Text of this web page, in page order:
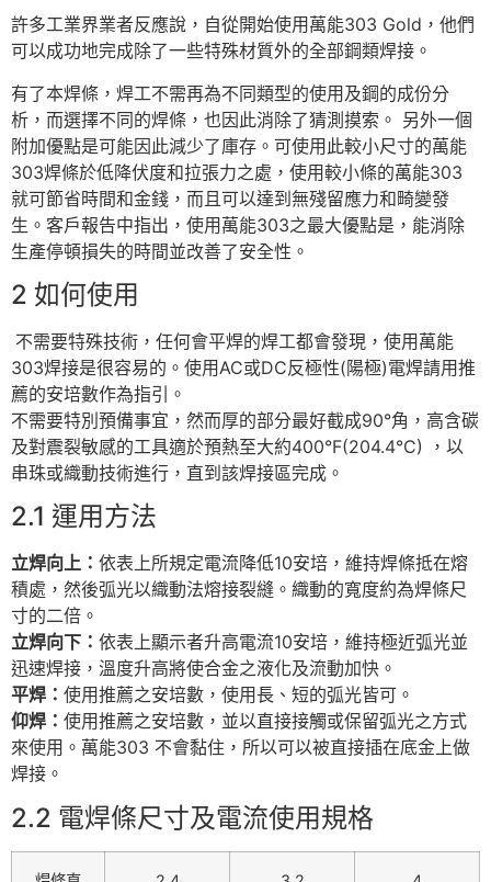
許多工業界業者反應說，自從開始使用萬能303 Gold，他們
可以成功地完成除了一些特殊材質外的全部鋼類焊接。
有了本焊條，焊工不需再為不同類型的使用及鋼的成份分
析，而選擇不同的焊條，也因此消除了猜測摸索。 另外一個
附加優點是可能因此減少了庫存。可使用此較小尺寸的萬能
303焊條於低降伏度和拉張力之處，使用較小條的萬能303
就可節省時間和金錢，而且可以達到無殘留應力和畸變發
生。客戶報告中指出，使用萬能303之最大優點是，能消除
生產停頓損失的時間並改善了安全性。
2 如何使用
不需要特殊技術，任何會平焊的焊工都會發現，使用萬能
303焊接是很容易的。使用AC或DC反極性(陽極)電焊請用推
薦的安培數作為指引。
不需要特別預備事宜，然而厚的部分最好截成90°角，高含碳
及對震裂敏感的工具適於預熱至大約400°F(204.4°C) ，以
串珠或織動技術進行，直到該焊接區完成。
2.1 運用方法
立焊向上： 依表上所規定電流降低10安培，維持焊條抵在熔
積處，然後弧光以織動法熔接裂縫。織動的寬度約為焊條尺
寸的二倍。
立焊向下： 依表上顯示者升高電流10安培，維持極近弧光並
迅速焊接，溫度升高將使合金之液化及流動加快。
平焊： 使用推薦之安培數，使用長、短的弧光皆可。
仰焊： 使用推薦之安培數，並以直接接觸或保留弧光之方式
來使用。萬能303 不會黏住，所以可以被直接插在底金上做
焊接。
2.2 電焊條尺寸及電流使用規格